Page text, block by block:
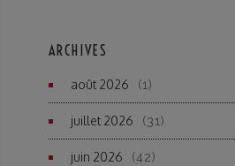
ARCHIVES
août 2026 (1)
juillet 2026 (31)
juin 2026 (42)